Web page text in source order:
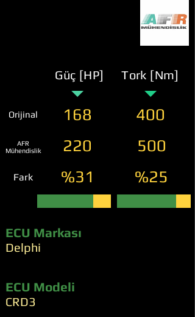
Güç [HP] Tork [Nm]
Orijinal 168 400
AFR
Mühendislik
220 500
Fark %31 %25
ECU Markası
Delphi
ECU Modeli
CRD3